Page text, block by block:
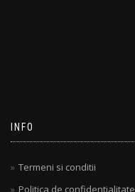
INFO
Termeni si conditii
Politica de confidentialitate